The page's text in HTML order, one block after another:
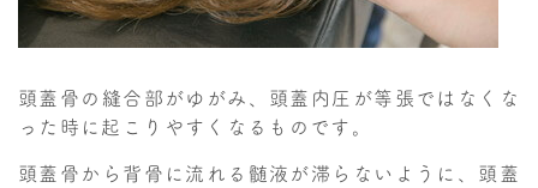
頭蓋骨の縫合部がゆがみ、頭蓋内圧が等張ではなくな
った時に起こりやすくなるものです。
頭蓋骨から背骨に流れる髄液が滞らないように、頭蓋